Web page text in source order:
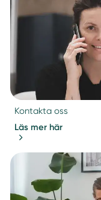
Kontakta oss
Läs mer här